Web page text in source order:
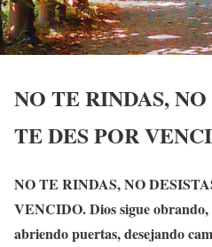
NO TE RINDAS,
TE DES POR
NO TE RINDAS, NO
VENCIDO. Dios sigue
abriendo puertas, desejando